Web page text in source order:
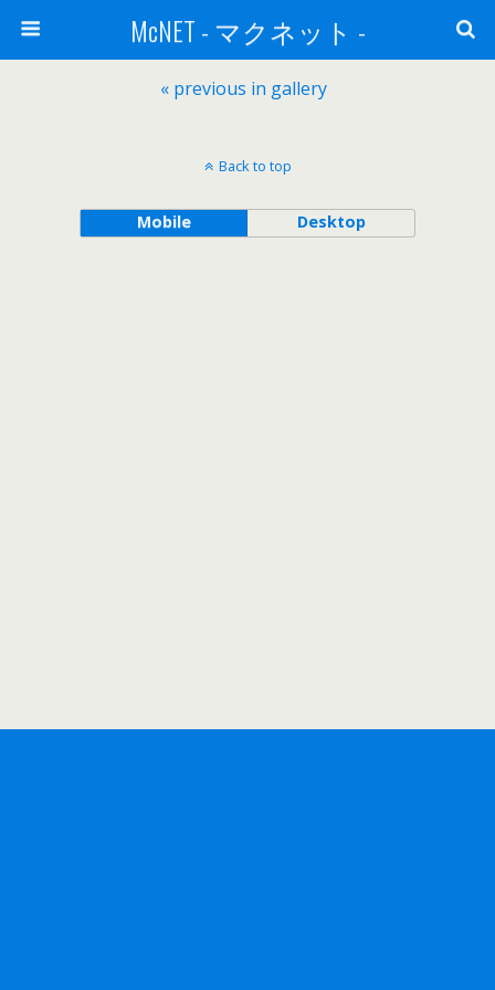
McNET - マクネット -
« previous in gallery
Back to top
Mobile Desktop